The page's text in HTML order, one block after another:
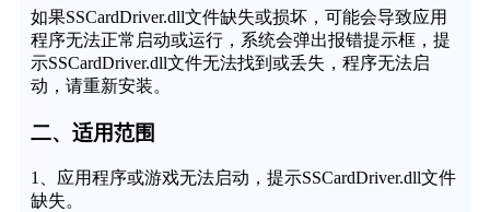
如果SSCardDriver.dll文件缺失或损坏，可能会导致应用
程序无法正常启动或运行，系统会弹出报错提示框，提
示SSCardDriver.dll文件无法找到或丢失，程序无法启
动，请重新安装。
二、适用范围
1、应用程序或游戏无法启动，提示SSCardDriver.dll文件
缺失。